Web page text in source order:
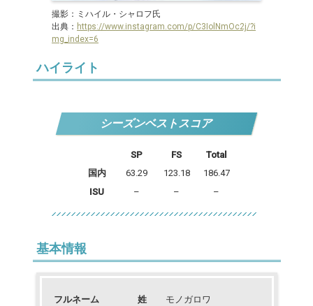
撮影：ミハイル・シャロフ氏
出典： https://www.instagram.com/p/C3IolNmOc2j/?i
mg_index=6
ハイライト
シーズンベストスコア
SP FS
Total
国内
63.29 123.18
186.47
ISU
– – –
基本情報
フルネーム 姓
モノガロワ